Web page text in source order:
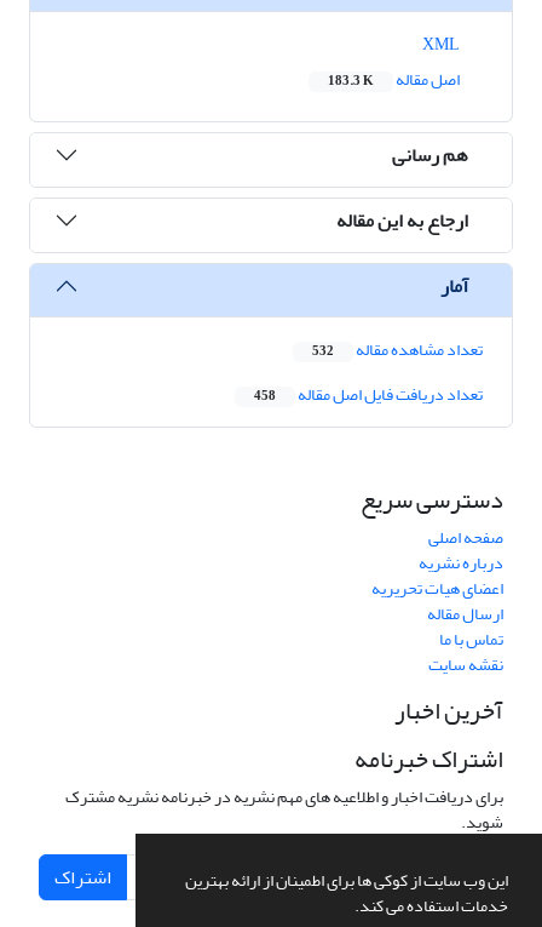
این وب سایت از کوکی ها برای اطمینان از ارائه بهترین
خدمات استفاده می کند.
اصل مقاله
183.3 K
هم رسانی
ارجاع به این مقاله
آمار
تعداد مشاهده مقاله 532
تعداد دریافت فایل اصل مقاله 458
دسترسی سریع
صفحه اصلی
درباره نشریه
اعضای هیات تحریریه
ارسال مقاله
تماس با ما
نقشه سایت
آخرین اخبار
اشتراک خبرنامه
برای دریافت اخبار و اطلاعیه های مهم نشریه در خبرنامه نشریه مشترک
شوید.
اشتراک